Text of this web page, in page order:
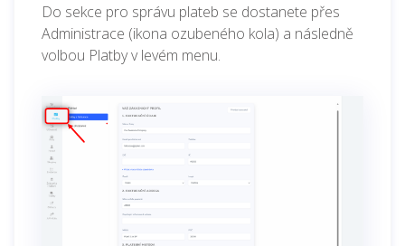
Do sekce pro správu plateb se dostanete přes
Administrace (ikona ozubeného kola) a následně
volbou Platby v levém menu.